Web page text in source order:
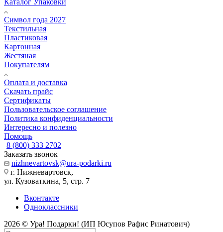
Символ года 2027
Текстильная
Пластиковая
Картонная
Жестяная
Покупателям
Оплата и доставка
Скачать прайс
Сертификаты
Пользовательское соглашение
Политика конфиденциальности
Интересно и полезно
Помощь
8 (800) 333 2702
Заказать звонок
nizhnevartovsk@ura-podarki.ru
г. Нижневартовск,
ул. Кузоваткина, 5, стр. 7
Вконтакте
Одноклассники
2026 © Ура! Подарки! (ИП Юсупов Рафис Ринатович)